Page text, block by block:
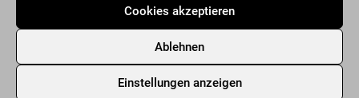
Cookies akzeptieren
Ablehnen
Einstellungen anzeigen
Unterstützung von the surface new media gmbh
Über Metalogy.de – das Magazin für Metalheadz + REVIEWREGELN
Newsletter Anmeldung
Events Freunde
Bandseiten
Metalogy.de – Das etwas andere Metal Magazin